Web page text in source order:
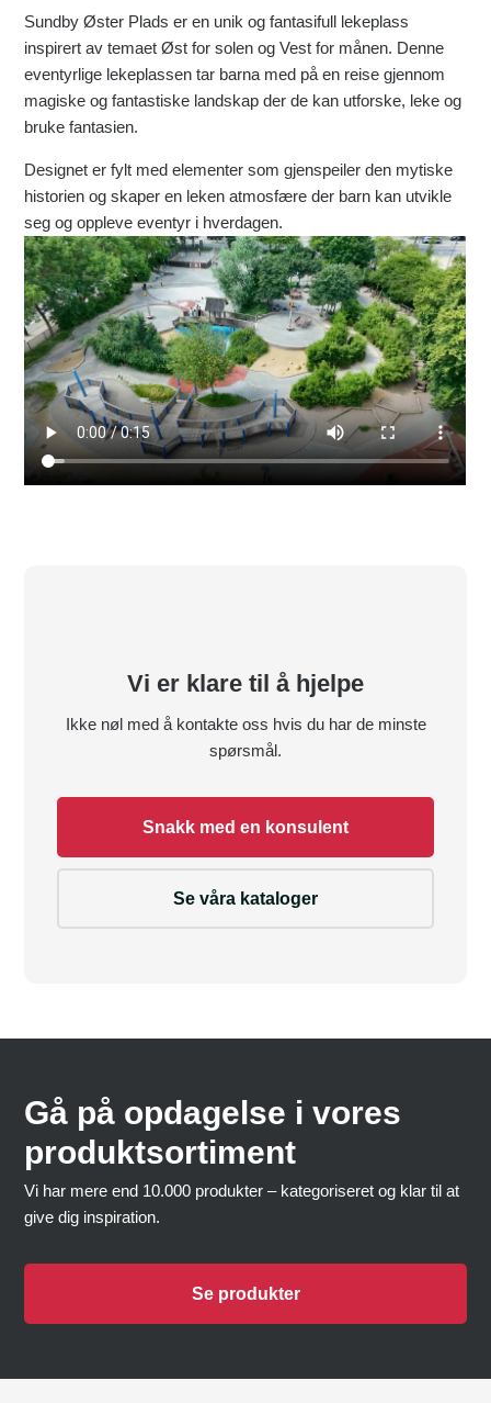
Sundby Øster Plads er en unik og fantasifull lekeplass
inspirert av temaet Øst for solen og Vest for månen. Denne
eventyrlige lekeplassen tar barna med på en reise gjennom
magiske og fantastiske landskap der de kan utforske, leke og
bruke fantasien.
Designet er fylt med elementer som gjenspeiler den mytiske
historien og skaper en leken atmosfære der barn kan utvikle
seg og oppleve eventyr i hverdagen.
Vi er klare til å hjelpe
Ikke nøl med å kontakte oss hvis du har de minste
spørsmål.
Snakk med en konsulent
Se våra kataloger
Gå på opdagelse i vores
produktsortiment
Vi har mere end 10.000 produkter – kategoriseret og klar til at
give dig inspiration.
Se produkter